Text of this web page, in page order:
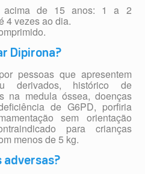
acima de 15 anos: 1 a 2
4 vezes ao dia.
Dipirona?
pessoas que apresentem
derivados, histórico de
na medula óssea, doenças
de G6PD, porfiria
sem orientação
para crianças
menos de 5 kg.
adversas?